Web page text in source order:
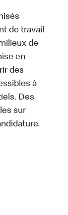
de travail
de
en
des
à
Des
sur